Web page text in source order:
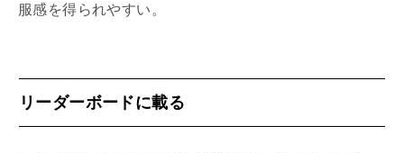
服感を得られやすい。
リーダーボードに載る